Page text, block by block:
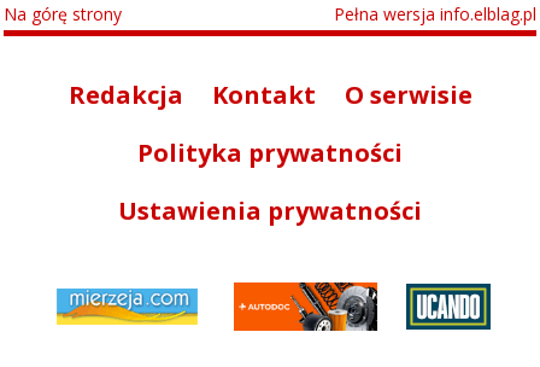
Na górę strony Pełna wersja info.elblag.pl
Redakcja Kontakt
O serwisie
Polityka prywatności
Ustawienia prywatności